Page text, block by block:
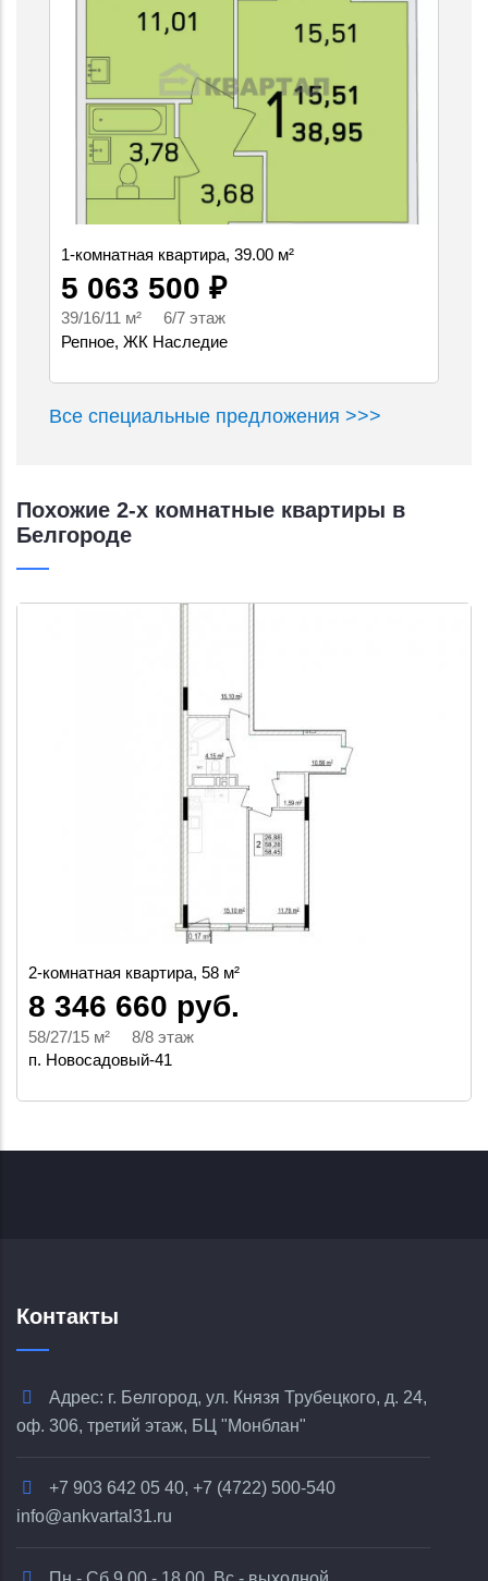
1-комнатная квартира, 39.00 м²
5 063 500 ₽
39/16/11 м² 6/7 этаж
Репное, ЖК Наследие
Все специальные предложения >>>
Похожие 2-х комнатные квартиры в
Белгороде
8 632 000 руб.
69/35/17 м² 15/17 этаж
ул. Молодёжная, 24
Контакты
Адрес: г. Белгород, ул. Князя Трубецкого, д. 24,
оф. 306, третий этаж, БЦ "Монблан"
+7 903 642 05 40, +7 (4722) 500-540
info@ankvartal31.ru